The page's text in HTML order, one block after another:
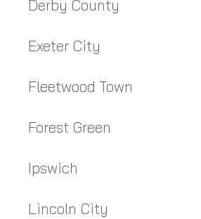
Derby County
Exeter City
Fleetwood Town
Forest Green
Ipswich
Lincoln City